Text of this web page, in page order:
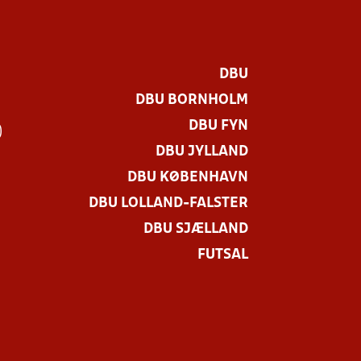
DBU
DBU BORNHOLM
DBU FYN
DBU JYLLAND
DBU KØBENHAVN
DBU LOLLAND-FALSTER
DBU SJÆLLAND
FUTSAL